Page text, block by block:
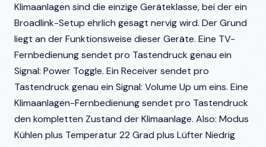
Klimaanlagen sind die einzige Geräteklasse, bei der ein
Broadlink-Setup ehrlich gesagt nervig wird. Der Grund
liegt an der Funktionsweise dieser Geräte. Eine TV-
Fernbedienung sendet pro Tastendruck genau ein
Signal: Power Toggle. Ein Receiver sendet pro
Tastendruck genau ein Signal: Volume Up um eins. Eine
Klimaanlagen-Fernbedienung sendet pro Tastendruck
den kompletten Zustand der Klimaanlage. Also: Modus
Kühlen plus Temperatur 22 Grad plus Lüfter Niedrig